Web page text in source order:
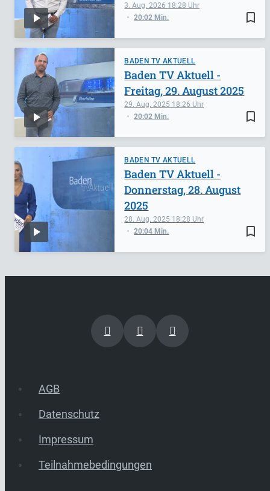
bookmark_border
3. Aug. 2026 18:28
20:02 Min.
BADEN TV AKTUELL
bookmark_border
29. Aug. 2025 18:26
20:02 Min.
Baden TV Aktuell -
Freitag, 29. August 2025
BADEN TV AKTUELL
bookmark_border
28. Aug. 2025 18:28
20:04 Min.
Baden TV Aktuell -
Donnerstag, 28. August
2025
AGB
Datenschutz
Impressum
Teilnahmebedingungen